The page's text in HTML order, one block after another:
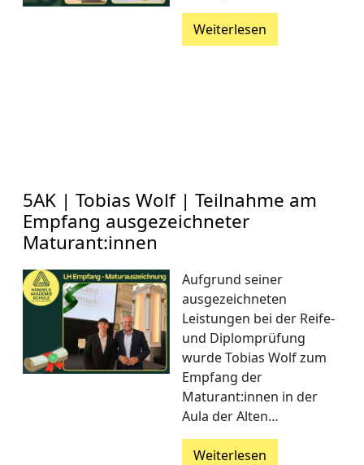
Weiterlesen
5AK | Tobias Wolf | Teilnahme am
Empfang ausgezeichneter
Maturant:innen
Aufgrund seiner
ausgezeichneten
Leistungen bei der Reife-
und Diplomprüfung
wurde Tobias Wolf zum
Empfang der
Maturant:innen in der
Aula der Alten…
Weiterlesen